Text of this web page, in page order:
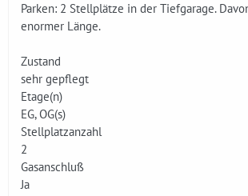
Parken: 2 Stellplätze in der Tiefgarage.
enormer Länge.
Zustand
sehr gepflegt
Etage(n)
EG, OG(s)
Stellplatzanzahl
2
Gasanschluß
Ja